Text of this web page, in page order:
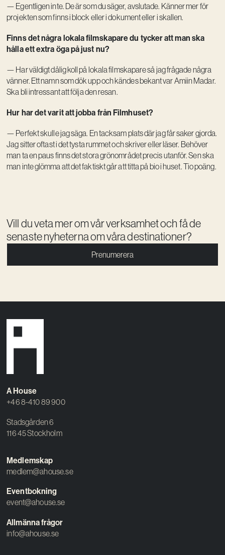
— Egentligen inte. De är som du säger, avslutade. Känner mer för
projekten som finns i block eller i dokument eller i skallen.
Finns det några lokala filmskapare du tycker att man ska
hålla ett extra öga på just nu?
— Har väldigt dålig koll på lokala filmskapare så jag frågade några
vänner. Ett namn som dök upp och kändes bekant var Amiin Madar.
Ska bli intressant att följa den resan.
Hur har det varit att jobba från Filmhuset?
— Perfekt skulle jag säga. En tacksam plats där jag får saker gjorda.
Jag sitter oftast i det tysta rummet och skriver eller läser. Behöver
man ta en paus finns det stora grönområdet precis utanför. Sen ska
man inte glömma att det faktiskt går att titta på bio i huset. Tio poäng.
Vill du veta mer om vår verksamhet och få de
senaste nyheterna om våra destinationer?
Prenumerera
A House
+46 8-410 89 900
Stadsgården 6
116 45 Stockholm
Medlemskap
medlem@ahouse.se
Eventbokning
event@ahouse.se
Allmänna frågor
info@ahouse.se